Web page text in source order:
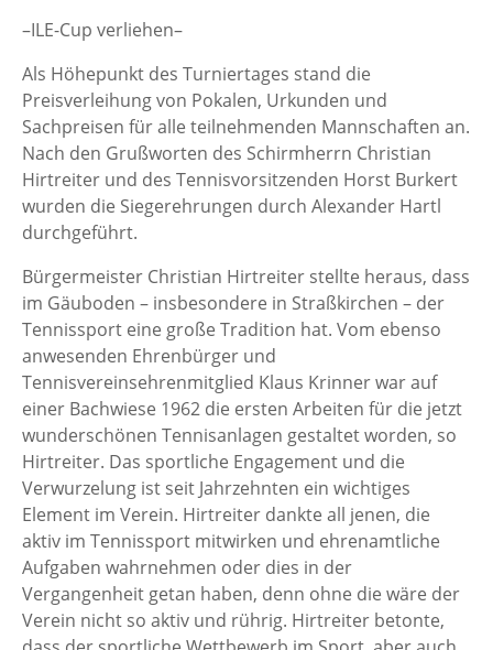
–ILE-Cup verliehen–
Als Höhepunkt des Turniertages stand die
Preisverleihung von Pokalen, Urkunden und
Sachpreisen für alle teilnehmenden Mannschaften an.
Nach den Grußworten des Schirmherrn Christian
Hirtreiter und des Tennisvorsitzenden Horst Burkert
wurden die Siegerehrungen durch Alexander Hartl
durchgeführt.
Bürgermeister Christian Hirtreiter stellte heraus, dass
im Gäuboden – insbesondere in Straßkirchen – der
Tennissport eine große Tradition hat. Vom ebenso
anwesenden Ehrenbürger und
Tennisvereinsehrenmitglied Klaus Krinner war auf
einer Bachwiese 1962 die ersten Arbeiten für die jetzt
wunderschönen Tennisanlagen gestaltet worden, so
Hirtreiter. Das sportliche Engagement und die
Verwurzelung ist seit Jahrzehnten ein wichtiges
Element im Verein. Hirtreiter dankte all jenen, die
aktiv im Tennissport mitwirken und ehrenamtliche
Aufgaben wahrnehmen oder dies in der
Vergangenheit getan haben, denn ohne die wäre der
Verein nicht so aktiv und rührig. Hirtreiter betonte,